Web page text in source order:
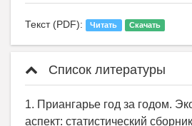
Текст (PDF): Читать Скачать
Список литературы
1. Приангарье год за годом.
аспект: статистический